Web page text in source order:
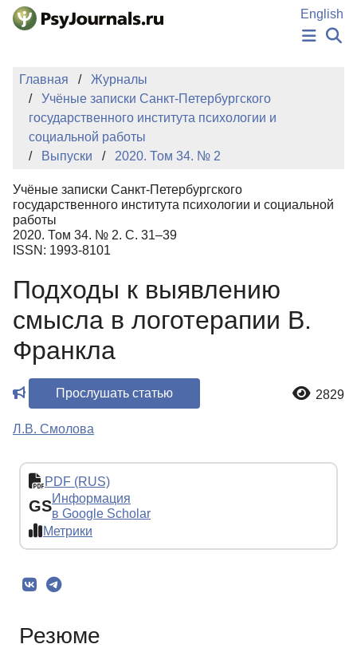
Перейти к основному содержанию
English
НОВОСТИ
ИЗДАНИЯ
ПОДАТЬ РУКОПИСЬ
БАЗА ЗНАНИЙ
КЛЮЧЕВЫЕ СЛОВА
Главная
Журналы
Учёные записки Санкт-Петербургского
государственного института психологии и
социальной работы
Выпуски
2020. Том 34. № 2
Учёные записки Санкт-Петербургского
государственного института психологии и социальной
работы
2020. Том 34. № 2. С. 31–39
ISSN: 1993-8101
Подходы к выявлению
смысла в логотерапии В.
Франкла
Прослушать статью 2829
Л.В. Смолова
PDF (RUS)
GSИнформация
в Google Scholar
Метрики
Резюме